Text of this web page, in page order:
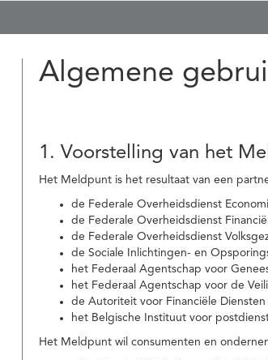
Algemene
1. Voorstelling van het
Het Meldpunt is het resultaat van een
de Federale Overheidsdienst
de Federale Overheidsdienst
de Federale Overheidsdienst
de Sociale Inlichtingen- en
het Federaal Agentschap voor
het Federaal Agentschap voor de
de Autoriteit voor Financiële
het Belgische Instituut voor
Het Meldpunt wil consumenten en